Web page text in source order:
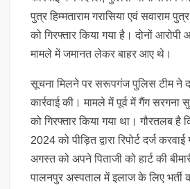
पुत्र हिम्मताराम गरासिया एवं सवाराम
को गिरफ्तार किया गया है। दोनों
मामले में जमानत लेकर बाहर आए थे।
सूचना मिलने पर सरूपगंज पुलिस टीम ने
कार्रवाई की। मामले में पूर्व में गैंग सरगना
को गिरफ्तार किया गया था। गौरतलब है
2024 को पीड़ित द्वारा रिपोर्ट दर्ज
अगस्त को अपने पिताजी को हार्ट की
पालनपुर अस्पताल में इलाज के लिए भर्ती